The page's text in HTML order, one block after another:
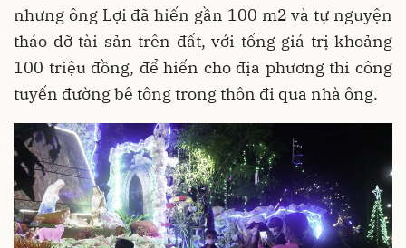
nhưng ông Lợi đã hiến gần 100 m2 và tự nguyện
tháo dỡ tài sản trên đất, với tổng giá trị khoảng
100 triệu đồng, để hiến cho địa phương thi công
tuyến đường bê tông trong thôn đi qua nhà ông.